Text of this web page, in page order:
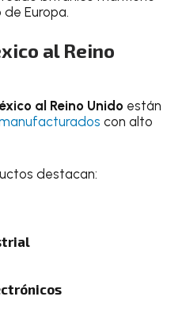
Europa.
al Reino
al Reino Unido están
con alto
destacan: